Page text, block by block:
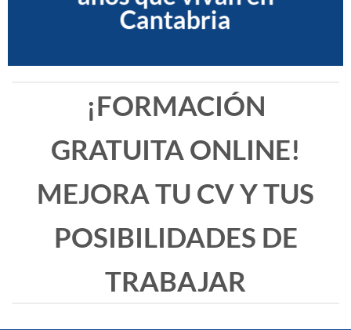
Cantabria
¡FORMACIÓN
GRATUITA ONLINE!
MEJORA TU CV Y TUS
POSIBILIDADES DE
TRABAJAR